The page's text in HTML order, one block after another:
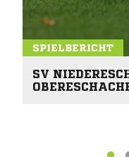
SPIELBERICHT
SV